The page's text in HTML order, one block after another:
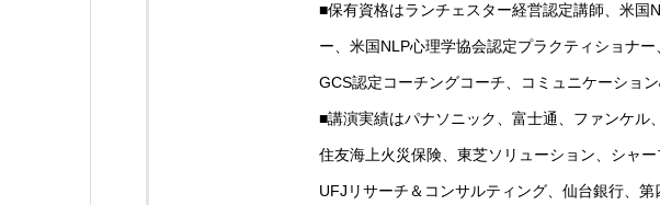
■保有資格はランチェスター経営認定講師、米国
ー、米国NLP心理学協会認定プラクティショナー
GCS認定コーチングコーチ、コミュニケーショ
■講演実績はパナソニック、富士通、ファンケル
住友海上火災保険、東芝ソリューション、シャ
UFJリサーチ＆コンサルティング、仙台銀行、第